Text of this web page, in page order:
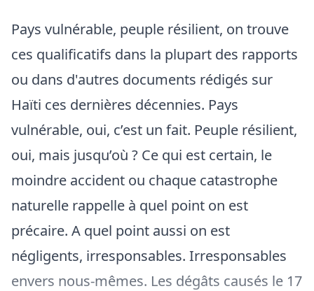
Pays vulnérable, peuple résilient, on trouve
ces qualificatifs dans la plupart des rapports
ou dans d'autres documents rédigés sur
Haïti ces dernières décennies. Pays
vulnérable, oui, c’est un fait. Peuple résilient,
oui, mais jusqu’où ? Ce qui est certain, le
moindre accident ou chaque catastrophe
naturelle rappelle à quel point on est
précaire. A quel point aussi on est
négligents, irresponsables. Irresponsables
envers nous-mêmes. Les dégâts causés le 17